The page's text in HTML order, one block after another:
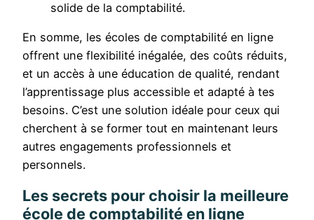
solide de la comptabilité.
En somme, les écoles de comptabilité en ligne
offrent une flexibilité inégalée, des coûts réduits,
et un accès à une éducation de qualité, rendant
l’apprentissage plus accessible et adapté à tes
besoins. C’est une solution idéale pour ceux qui
cherchent à se former tout en maintenant leurs
autres engagements professionnels et
personnels.
Les secrets pour choisir la meilleure
école de comptabilité en ligne